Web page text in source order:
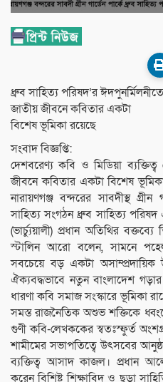
ধ্রুব সাহিত্য পরিষদ’র
জাতীয় জীবনে কবিতার একটা
বিশেষ ভূমিকা রয়েছে
সংবাদ বিজ্ঞপ্তি:
দেশবরেণ্য কবি ও মিডিয়া ব্যক্তিত্ব
জীবনে কবিতার একটা বিশেষ
নারায়ণগঞ্জ বন্দরের সাবদীস্থ
সাহিত্য সংগঠন ধ্রুব সাহিত্য
(ভার্চ্যুয়ালী) প্রধান অতিথির
স্টালিন আরো বলেন, সামনে
সবচেয়ে বড় একটা
ঐক্যবদ্ধভাবে নতুন বাংলাদেশ
ধারণা কবি সমাজ সংস্কারে ভূমিকা
সমস্ত রাজনৈতিক অশুভ শক্তিকে
গুণী কবি-লেখককের স্বতঃস্ফুর্ত
শামীমের সভাপতিত্বে উৎসবের
ব্যক্তিত্ব আসাদ কাজল। প্রধান
করেন বিশিষ্ট শিক্ষাবিদ ও ছড়া